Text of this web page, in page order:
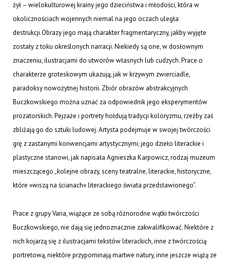
żył – wielokulturowej krainy jego dzieciństwa i młodości, która w
okolicznościach wojennych niemal na jego oczach uległa
destrukcji.Obrazy jego mają charakter fragmentaryczny, jakby wyjęte
zostały z toku określonych narracji. Niekiedy są one, w dosłownym
znaczeniu, ilustracjami do utworów własnych lub cudzych. Prace o
charakterze groteskowym ukazują, jak w krzywym zwierciadle,
paradoksy nowożytnej historii. Zbiór obrazów abstrakcyjnych
Buczkowskiego można uznać za odpowiednik jego eksperymentów
prozatorskich. Pejzaże i portrety hołdują tradycji koloryzmu, rzeźby zaś
zbliżają go do sztuki ludowej. Artysta podejmuje w swojej twórczości
grę z zastanymi konwencjami artystycznymi; jego dzieło literackie i
plastyczne stanowi, jak napisała Agnieszka Karpowicz, rodzaj muzeum
mieszczącego „kolejne obrazy, sceny teatralne, literackie, historyczne,
które »wiszą na ścianach« literackiego świata przedstawionego”.
Prace z grupyVaria, wiążące ze sobą różnorodne wątki twórczości
Buczkowskiego, nie dają się jednoznacznie zakwalifikować. Niektóre z
nich kojarzą się z ilustracjami tekstów literackich, inne z twórczością
portretową, niektóre przypominają martwe natury, inne jeszcze wiążą ze